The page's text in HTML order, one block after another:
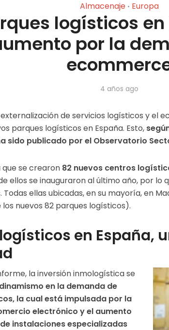
Almacenaje • Europa
logísticos en
por la
4 años ago
de servicios logísticos y el
parques logísticos en España. Esto,
sido publicado por el Observatorio
que se crearon 82 nuevos centros
ellos se inauguraron al último año, por lo
Todas ellas ubicadas, en su mayoría, en
nuevos 82 parques logísticos).
en España,
la inversión inmologística se
dinamismo en la demanda de
la cual está impulsada por la
electrónico y el aumento
instalaciones especializadas